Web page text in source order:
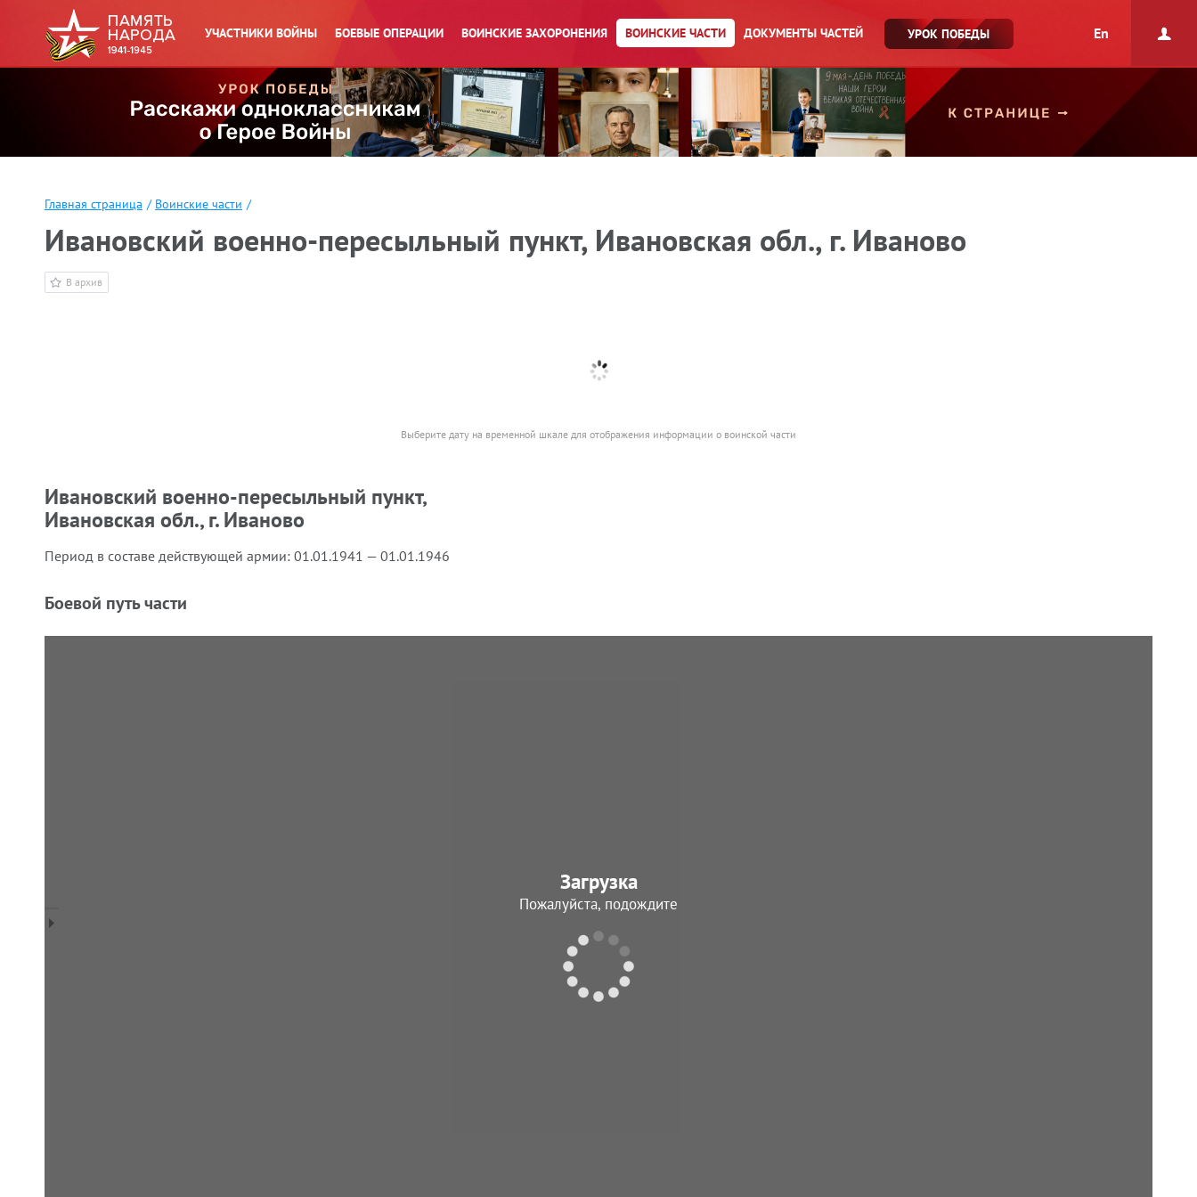
УЧАСТНИКИ ВОЙНЫ БОЕВЫЕ ОПЕРАЦИИ ВОИНСКИЕ ЗАХОРОНЕНИЯ ВОИНСКИЕ ЧАСТИ ДОКУМЕНТЫ ЧАСТЕЙ УРОК ПОБЕДЫ En
Главная страница / Воинские части /
Ивановский военно-пересыльный пункт, Ивановская обл., г. Иваново
В архив
Выберите дату на временной шкале для отображения информации о воинской части
Ивановский военно-пересыльный пункт,
Ивановская обл., г. Иваново
Период в составе действующей армии: 01.01.1941 — 01.01.1946
Боевой путь части
Загрузка
Пожалуйста, подождите